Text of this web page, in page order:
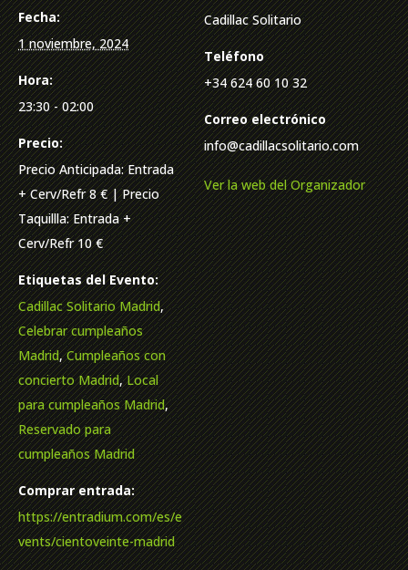
Fecha:
1 noviembre, 2024
Hora:
23:30 - 02:00
Precio:
Precio Anticipada: Entrada
+ Cerv/Refr 8 € | Precio
Taquillla: Entrada +
Cerv/Refr 10 €
Etiquetas del Evento:
Cadillac Solitario Madrid,
Celebrar cumpleaños
Madrid,Cumpleaños con
concierto Madrid,Local
para cumpleaños Madrid,
Reservado para
cumpleaños Madrid
Comprar entrada:
https://entradium.com/es/e
vents/cientoveinte-madrid
Cadillac Solitario
Teléfono
+34 624 60 10 32
Correo electrónico
info@cadillacsolitario.com
Ver la web del Organizador